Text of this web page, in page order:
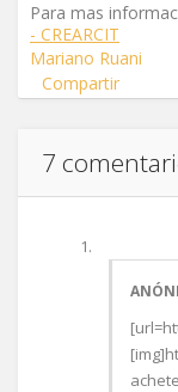
Para mas
- CREARCIT
Mariano Ruani
Compartir
7